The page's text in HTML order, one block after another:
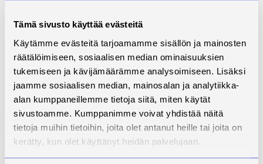
Tämä sivusto käyttää evästeitä
Käytämme evästeitä tarjoamamme sisällön ja mainosten
räätälöimiseen, sosiaalisen median ominaisuuksien
tukemiseen ja kävijämäärämme analysoimiseen. Lisäksi
jaamme sosiaalisen median, mainosalan ja analytiikka-
alan kumppaneillemme tietoja siitä, miten käytät
sivustoamme. Kumppanimme voivat yhdistää näitä
tietoja muihin tietoihin, joita olet antanut heille tai joita on
kerätty, kun olet käyttänyt heidän palvelujaan.